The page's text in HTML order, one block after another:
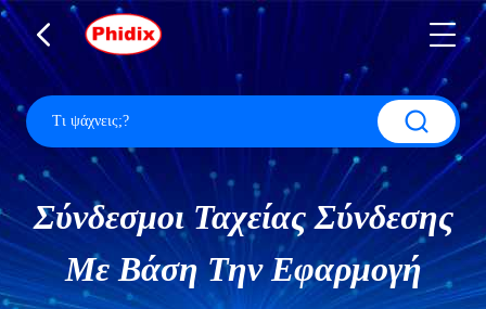
Σύνδεσμοι Ταχείας Σύνδεσης
Με Βάση Την Εφαρμογή